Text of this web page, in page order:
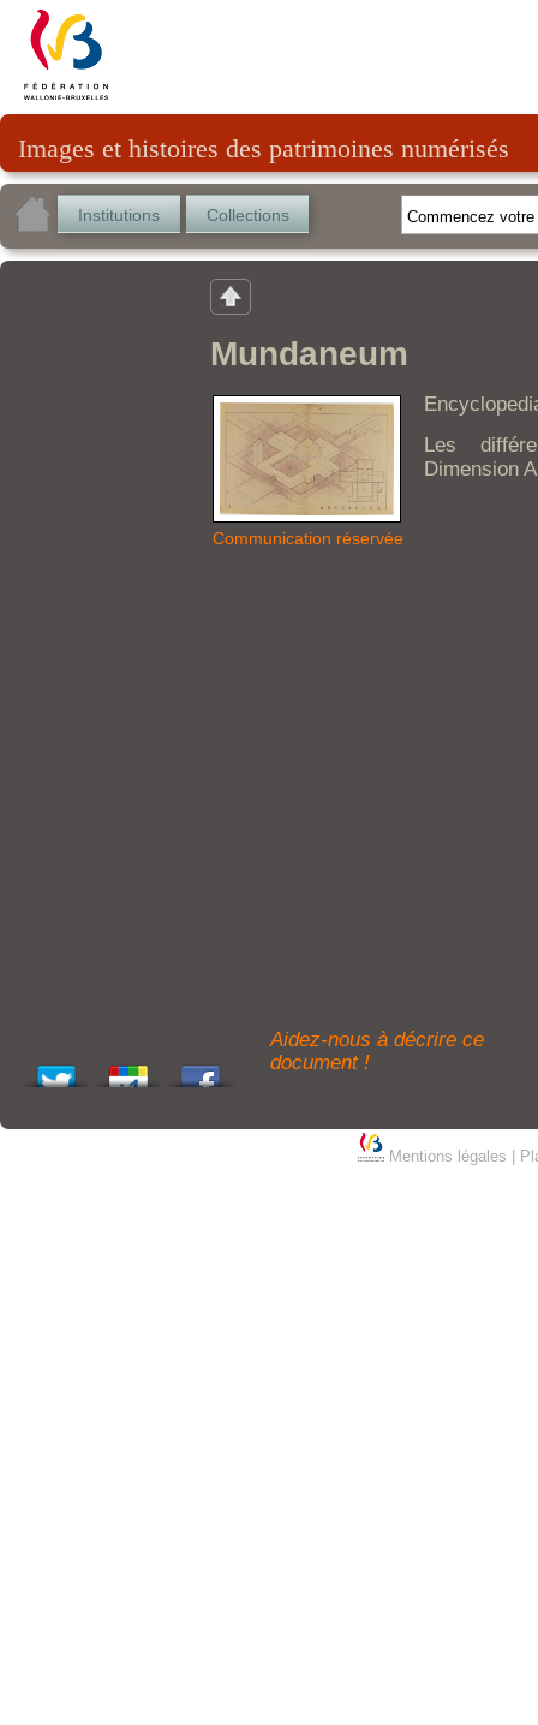
Images et histoires des patrimoines numérisés
Institutions Collections
Mundaneum
Communication réservée
Les
Dimension
Aidez-nous à décrire ce
document !
Mentions légales